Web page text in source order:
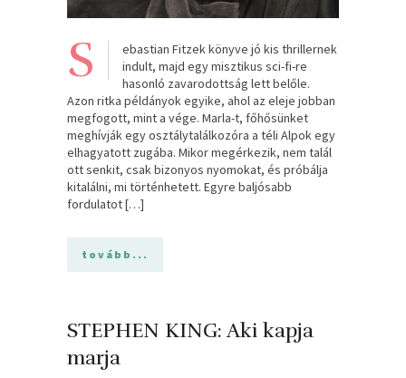
S
ebastian Fitzek könyve jó kis thrillernek
indult, majd egy misztikus sci-fi-re
hasonló zavarodottság lett belőle.
Azon ritka példányok egyike, ahol az eleje jobban
megfogott, mint a vége. Marla-t, főhősünket
meghívják egy osztálytalálkozóra a téli Alpok egy
elhagyatott zugába. Mikor megérkezik, nem talál
ott senkit, csak bizonyos nyomokat, és próbálja
kitalálni, mi történhetett. Egyre baljósabb
fordulatot […]
tovább...
STEPHEN KING: Aki kapja
marja